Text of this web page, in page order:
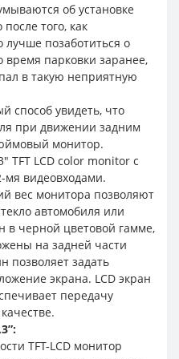
об установке
того, как
позаботиться о
время парковки заранее,
в такую неприятную
способ увидеть, что
при движении задним
монитор.
TFT LCD color monitor с
видеовходами.
вес монитора позволяют
автомобиля или
черной цветовой гамме,
на задней части
позволяет задать
экрана. LCD экран
передачу
TFT-LCD монитор